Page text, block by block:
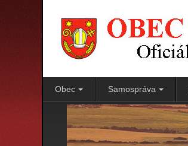
Obec Samospráva